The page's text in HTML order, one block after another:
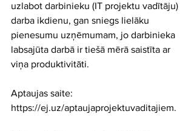
uzlabot darbinieku (IT projektu vadītāju)
darba ikdienu, gan sniegs lielāku
pienesumu uzņēmumam, jo darbinieka
labsajūta darbā ir tiešā mērā saistīta ar
viņa produktivitāti.
Aptaujas saite:
https://ej.uz/aptaujaprojektuvaditajiem.